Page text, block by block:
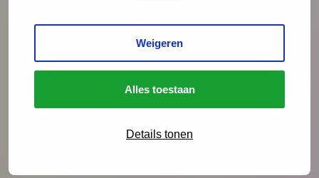
Weigeren
Alles toestaan
Details tonen